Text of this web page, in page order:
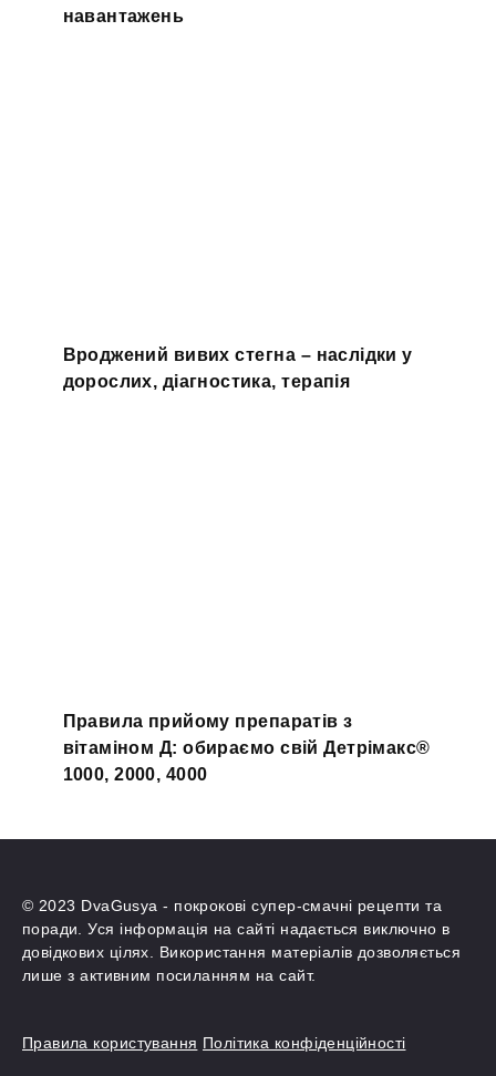
навантажень
Вроджений вивих стегна – наслідки у
дорослих, діагностика, терапія
Правила прийому препаратів з
вітаміном Д: обираємо свій Детрімакс®
1000, 2000, 4000
© 2023 DvaGusya - покрокові супер-смачні рецепти та
поради. Уся інформація на сайті надається виключно в
довідкових цілях. Використання матеріалів дозволяється
лише з активним посиланням на сайт.
Правила користування Політика конфіденційності